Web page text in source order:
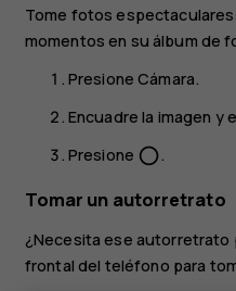
Tome fotos
momentos en su álbum de
PresioneCámara.
Encuadre la imagen y
Presione panorama_fish_eye.
Tomar un autorretrato
¿Necesita ese autorretrato
frontal del teléfono para